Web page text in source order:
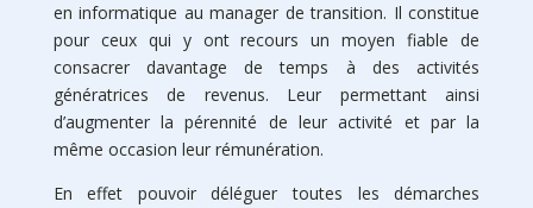
en informatique au manager de transition. Il constitue
pour ceux qui y ont recours un moyen fiable de
consacrer davantage de temps à des activités
génératrices de revenus. Leur permettant ainsi
d’augmenter la pérennité de leur activité et par la
même occasion leur rémunération.
En effet pouvoir déléguer toutes les démarches